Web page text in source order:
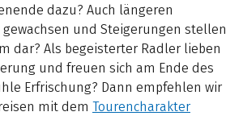
dazu? Auch längeren
gewachsen und Steigerungen stellen
dar? Als begeisterter Radler lieben
und freuen sich am Ende des
Erfrischung? Dann empfehlen wir
mit dem Tourencharakter